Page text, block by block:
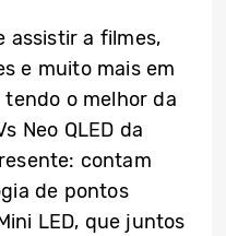
assistir a filmes,
e muito mais em
o melhor da
Neo QLED da
contam
de pontos
LED, que juntos